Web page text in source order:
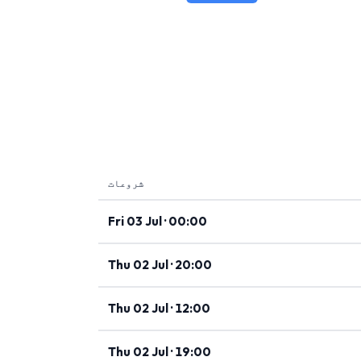
شروعات
Fri 03 Jul · 00:00
Thu 02 Jul · 20:00
Thu 02 Jul · 12:00
Thu 02 Jul · 19:00